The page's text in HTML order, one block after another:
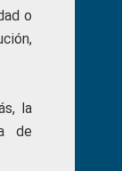
o
la
de